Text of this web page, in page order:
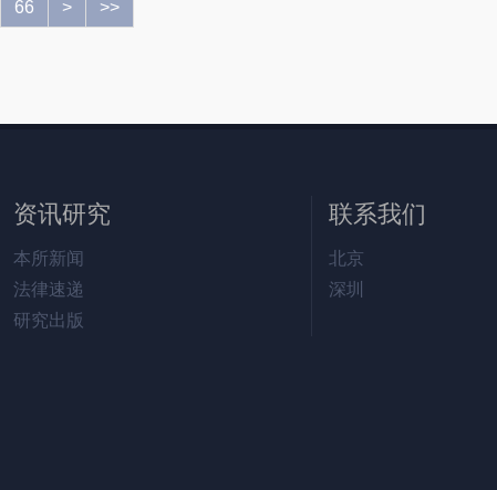
66 > >>
资讯研究
本所新闻
法律速递
研究出版
联系我们
北京
深圳